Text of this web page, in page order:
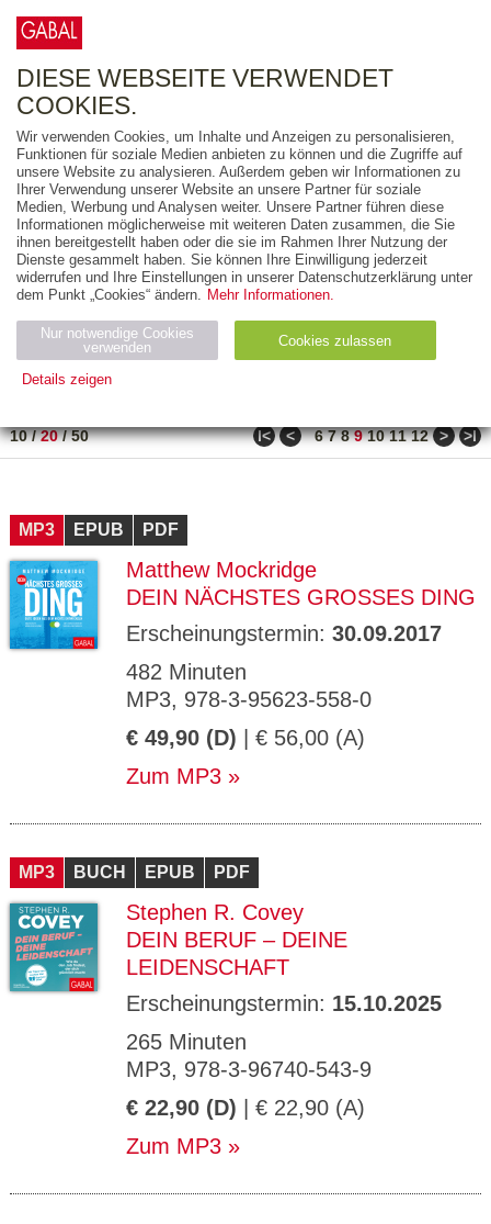
FREITEXT
AUSGABEART
AUS DER REIHE
ZUM THEMA
Neuerscheinung
Bestseller
PREIS
10/20/50 ǀ< < 6 7 8 9 10 11 12 > >ǀ
MP3 EPUB PDF
Matthew Mockridge
DEIN NÄCHSTES GROSSES DING
Erscheinungstermin: 30.09.2017
482 Minuten
MP3, 978-3-95623-558-0
€ 49,90 (D) | € 56,00 (A)
Zum MP3
MP3 BUCH EPUB PDF
Stephen R. Covey
DEIN BERUF – DEINE
LEIDENSCHAFT
Erscheinungstermin: 15.10.2025
265 Minuten
MP3, 978-3-96740-543-9
€ 22,90 (D) | € 22,90 (A)
Zum MP3
DIESE WEBSEITE VERWENDET
COOKIES.
Wir verwenden Cookies, um Inhalte und Anzeigen zu personalisieren,
Funktionen für soziale Medien anbieten zu können und die Zugriffe auf
unsere Website zu analysieren. Außerdem geben wir Informationen zu
Ihrer Verwendung unserer Website an unsere Partner für soziale
Medien, Werbung und Analysen weiter. Unsere Partner führen diese
Informationen möglicherweise mit weiteren Daten zusammen, die Sie
ihnen bereitgestellt haben oder die sie im Rahmen Ihrer Nutzung der
Dienste gesammelt haben. Sie können Ihre Einwilligung jederzeit
widerrufen und Ihre Einstellungen in unserer Datenschutzerklärung unter
dem Punkt „Cookies“ ändern. Mehr Informationen.
Nur notwendige Cookies
verwenden
Cookies zulassen
Details zeigen
Name Zweck
Ty
ESSION
_ID
verlag.
de
Session verwendet
GV_CO
OKIES
gabal-
Speichert den Zustimmungsstatus des
Benutzers für Cookies auf der aktuellen
Domäne.
ge
T
P